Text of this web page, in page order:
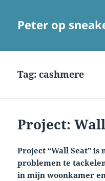
Peter op
Tag:cashmere
Project:
Project “Wall Seat”
problemen te
in mijn woonkamer